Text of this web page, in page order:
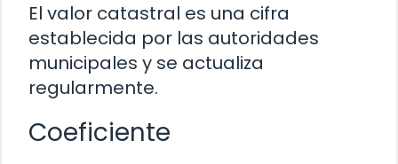
El valor catastral es una cifra
establecida por las autoridades
municipales y se actualiza
regularmente.
Coeficiente